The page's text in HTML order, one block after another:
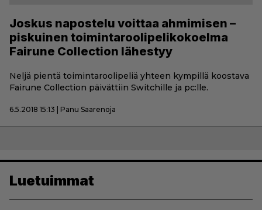
Joskus napostelu voittaa ahmimisen –
piskuinen toimintaroolipelikokoelma
Fairune Collection lähestyy
Neljä pientä toimintaroolipeliä yhteen kympillä koostava
Fairune Collection päivättiin Switchille ja pc:lle.
6.5.2018 15:13 | Panu Saarenoja
Luetuimmat